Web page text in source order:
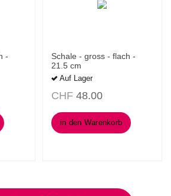
-
Schale - gross - flach -
21.5 cm
Auf Lager
CHF48.00
in den Warenkorb